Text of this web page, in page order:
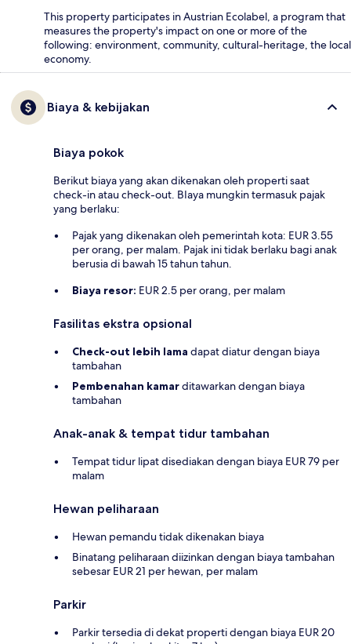
This property participates in Austrian Ecolabel, a program that
measures the property's impact on one or more of the
following: environment, community, cultural-heritage, the local
economy.
Biaya & kebijakan
Biaya pokok
Berikut biaya yang akan dikenakan oleh properti saat
check-in atau check-out. BIaya mungkin termasuk pajak
yang berlaku:
Pajak yang dikenakan oleh pemerintah kota: EUR 3.55
per orang, per malam. Pajak ini tidak berlaku bagi anak
berusia di bawah 15 tahun tahun.
Biaya resor: EUR 2.5 per orang, per malam
Fasilitas ekstra opsional
Check-out lebih lama dapat diatur dengan biaya
tambahan
Pembenahan kamarditawarkan dengan biaya
tambahan
Anak-anak & tempat tidur tambahan
Tempat tidur lipat disediakan dengan biaya EUR 79 per
malam
Hewan peliharaan
Hewan pemandu tidak dikenakan biaya
Binatang peliharaan diizinkan dengan biaya tambahan
sebesar EUR 21 per hewan, per malam
Parkir
Parkir tersedia di dekat properti dengan biaya EUR 20